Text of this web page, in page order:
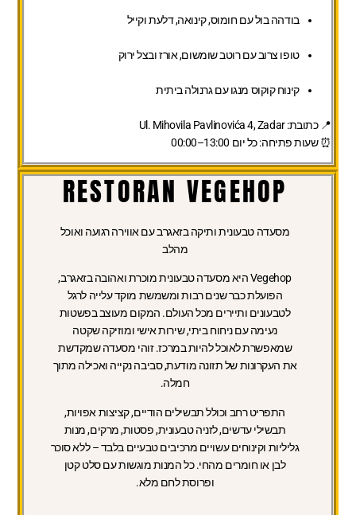
בודהה בול עם חומוס, קינואה, דלעת וקייל
טופו צרוב עם רוטב שומשום, אורז ובצל ירוק
קינוח קוקוס מנגו עם גרנולה ביתית
📍 כתובת: Ul. Mihovila Pavlinovića 4, Zadar
⏰ שעות פתיחה: כל יום 13:00–00:00
RESTORAN VEGEHOP
מסעדה טבעונית ותיקה בזאגרב עם אווירה רגועה ואוכל
מהלב
Vegehop היא מסעדה טבעונית מוכרת ואהובה בזאגרב,
הפועלת כבר שנים רבות ומשמשת מוקד עלייה לרגל
לטבעונים ותיירים מכל העולם. המקום מעוצב בפשטות
נעימה עם ניחוח ביתי, שירות אישי ומוזיקה שקטה
שמאפשרת לאוכל להיות במרכז. זוהי מסעדה שמקדשת
את העקרונות של תזונה מודעת, סביבה נקייה ואכילה מתוך
חמלה.
התפריט רחב וכולל תבשילים הודיים, קציצות אפויות,
תבשילי עדשים, לזניה טבעונית, פסטות, מרקים, מנות
גליליות וקינוחים עשויים מרכיבים טבעיים בלבד – ללא סוכר
לבן או חומרים מהחי. כל המנות מוגשות עם סלט קטן
ופרוסת לחם מלא.